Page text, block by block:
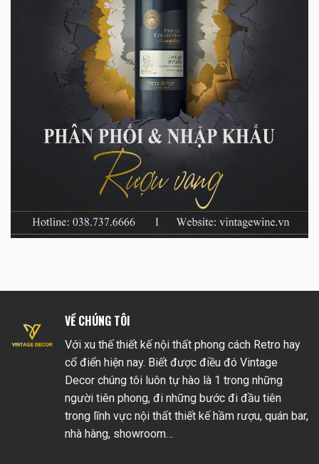
VỀ CHÚNG TÔI
Với xu thế thiết kế nội thất phong cách Retro hay
cổ điển hiện nay. Biết được điều đó Vintage
Decor chúng tôi luôn tự hào là 1 trong những
người tiên phong, đi những bước đi đầu tiên
trong lĩnh vực nội thất thiết kế hầm rượu, quán bar,
nhà hàng, showroom…